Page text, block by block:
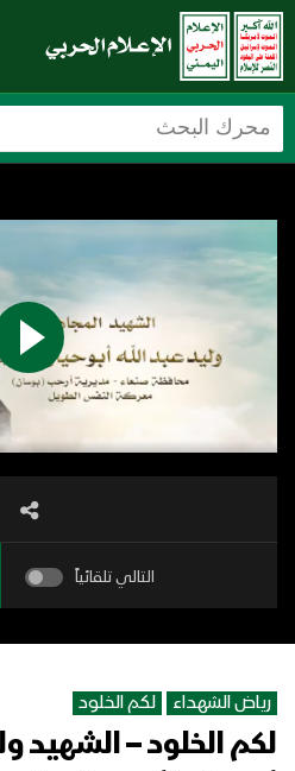
التالي تلقائياً
رياض الشهداء لكم الخلود
لكم الخلود – الشهيد